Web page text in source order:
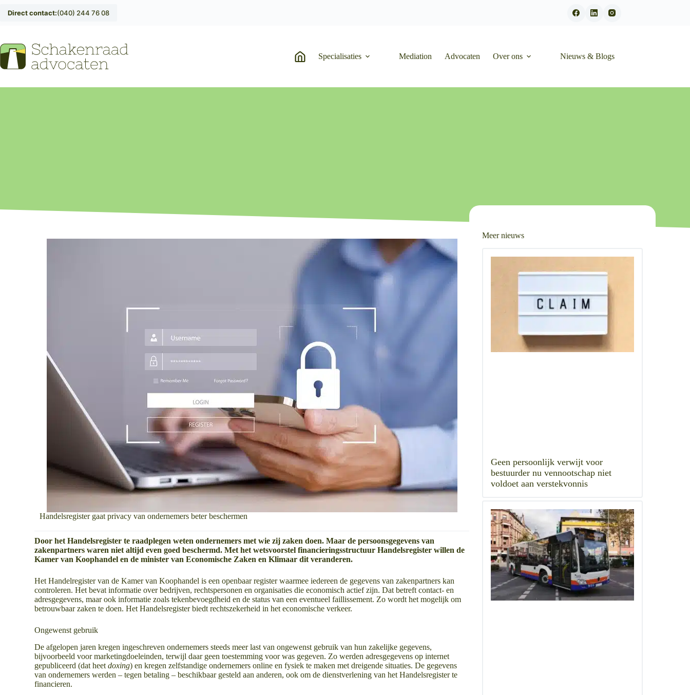
Direct contact:(040) 244 76 08
Specialisaties Mediation Advocaten Over ons Nieuws & Blogs
Handelsregister gaat privacy van ondernemers beter beschermen
Door het Handelsregister te raadplegen weten ondernemers met wie zij zaken doen. Maar de persoonsgegevens van
zakenpartners waren niet altijd even goed beschermd. Met het wetsvoorstel financieringsstructuur Handelsregister willen de
Kamer van Koophandel en de minister van Economische Zaken en Klimaar dit veranderen.
Het Handelregister van de Kamer van Koophandel is een openbaar register waarmee iedereen de gegevens van zakenpartners kan
controleren. Het bevat informatie over bedrijven, rechtspersonen en organisaties die economisch actief zijn. Dat betreft contact- en
adresgegevens, maar ook informatie zoals tekenbevoegdheid en de status van een eventueel faillissement. Zo wordt het mogelijk om
betrouwbaar zaken te doen. Het Handelsregister biedt rechtszekerheid in het economische verkeer.
Ongewenst gebruik
De afgelopen jaren kregen ingeschreven ondernemers steeds meer last van ongewenst gebruik van hun zakelijke gegevens,
bijvoorbeeld voor marketingdoeleinden, terwijl daar geen toestemming voor was gegeven. Zo werden adresgegevens op internet
gepubliceerd (dat heetdoxing) en kregen zelfstandige ondernemers online en fysiek te maken met dreigende situaties. De gegevens
van ondernemers werden – tegen betaling – beschikbaar gesteld aan anderen, ook om de dienstverlening van het Handelsregister te
financieren.
Meer nieuws
Geen persoonlijk verwijt voor
bestuurder nu vennootschap niet
voldoet aan verstekvonnis